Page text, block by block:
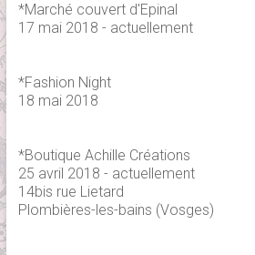
*Marché couvert d'Epinal
17 mai 2018 - actuellement
*Fashion Night
18 mai 2018
*Boutique Achille Créations
25 avril 2018 - actuellement
14bis rue Lietard
Plombières-les-bains (Vosges)